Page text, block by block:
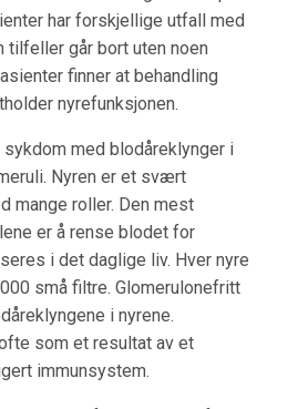
har forskjellige utfall med
tilfeller går bort uten noen
finner at behandling
nyrefunksjonen.
med blodåreklynger i
Nyren er et svært
mange roller. Den mest
er å rense blodet for
i det daglige liv. Hver nyre
små filtre. Glomerulonefritt
i nyrene.
som et resultat av et
immunsystem.